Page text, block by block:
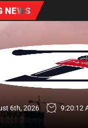
NEWS
6th, 2026 9:20:13